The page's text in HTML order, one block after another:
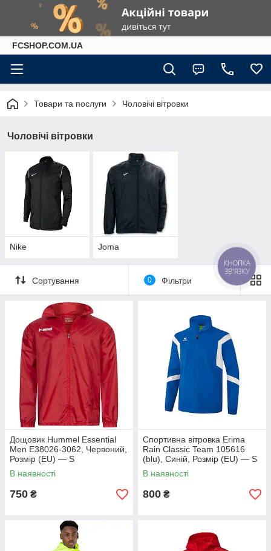
FCSHOP.COM.UA
Товари та послуги Чоловічі вітровки
Чоловічі вітровки
Nike Joma
Сортування 0 Фільтри
Дощовик Hummel Essential
Men E38026-3062, Червоний,
Розмір (EU) — S
В наявності
750 ₴
Спортивна вітровка Erima
Rain Classic Team 105616
(blu), Синій, Розмір (EU) — S
В наявності
800 ₴
КНОПКА
ЗВ'ЯЗКУ